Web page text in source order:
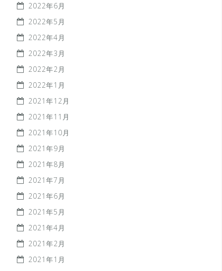
2022年6月
2022年5月
2022年4月
2022年3月
2022年2月
2022年1月
2021年12月
2021年11月
2021年10月
2021年9月
2021年8月
2021年7月
2021年6月
2021年5月
2021年4月
2021年2月
2021年1月